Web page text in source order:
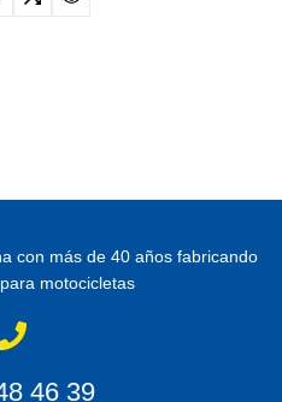
con más de 40 años fabricando
motocicletas
46 39